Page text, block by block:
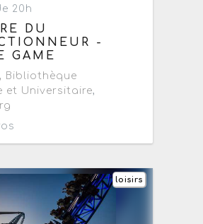
20h
DU
-
GAME
Bibliothèque
et Universitaire,
loisirs